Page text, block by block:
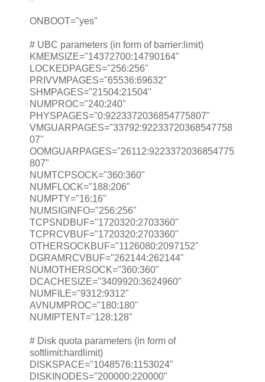
ONBOOT="yes"
# UBC parameters (in form of barrier:limit)
KMEMSIZE="14372700:14790164"
LOCKEDPAGES="256:256"
PRIVVMPAGES="65536:69632"
SHMPAGES="21504:21504"
NUMPROC="240:240"
PHYSPAGES="0:9223372036854775807"
VMGUARPAGES="33792:92233720368547758
07"
OOMGUARPAGES="26112:9223372036854775
807"
NUMTCPSOCK="360:360"
NUMFLOCK="188:206"
NUMPTY="16:16"
NUMSIGINFO="256:256"
TCPSNDBUF="1720320:2703360"
TCPRCVBUF="1720320:2703360"
OTHERSOCKBUF="1126080:2097152"
DGRAMRCVBUF="262144:262144"
NUMOTHERSOCK="360:360"
DCACHESIZE="3409920:3624960"
NUMFILE="9312:9312"
AVNUMPROC="180:180"
NUMIPTENT="128:128"
# Disk quota parameters (in form of
softlimit:hardlimit)
DISKSPACE="1048576:1153024"
DISKINODES="200000:220000"